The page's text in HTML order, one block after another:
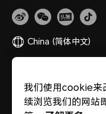
China (简体中文)
版权所有 © 荣耀终端股
我们使用cookie来
续浏览我们的网站